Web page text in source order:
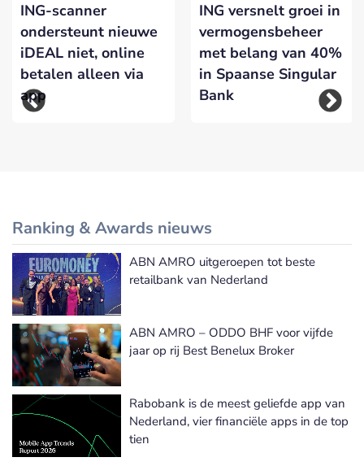
ING-scanner
ondersteunt nieuwe
iDEAL niet, online
betalen alleen via
app
ING versnelt groei in
vermogensbeheer
met belang van 40%
in Spaanse Singular
Bank
Ranking & Awards nieuws
Meer Ranking & Awards nieuws
ABN AMRO uitgeroepen tot beste
retailbank van Nederland
ABN AMRO – ODDO BHF voor vijfde
jaar op rij Best Benelux Broker
Rabobank is de meest geliefde app van
Nederland, vier financiële apps in de top
tien